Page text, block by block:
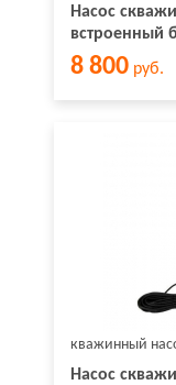
Насос
встроенный
8 800 руб.
кважинный
Насос